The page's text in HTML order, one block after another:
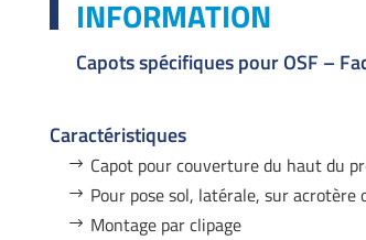
INFORMATION
Capots spécifiques pour OSF –
Caractéristiques
Capot pour couverture du haut du
Pour pose sol, latérale, sur acrotère
Montage par clipage